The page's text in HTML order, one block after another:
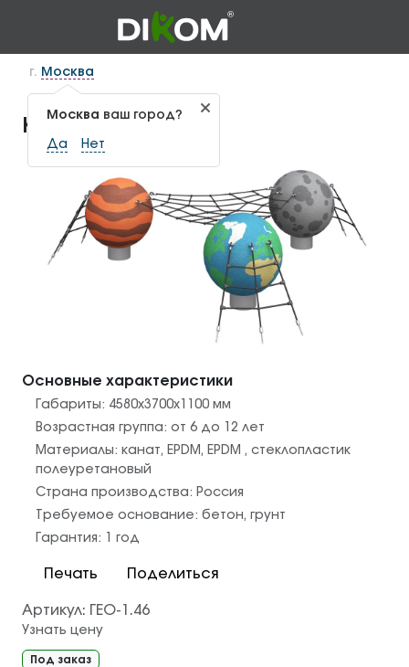
г. Москва
Москва ваш город?
Да Нет
Космос ГЕО-1.46
Основные характеристики
Габариты: 4580х3700х1100 мм
Возрастная группа: от 6 до 12 лет
Материалы: канат, EPDM, EPDM , стеклопластик
полеуретановый
Страна производства: Россия
Требуемое основание: бетон, грунт
Гарантия:
1 год
Печать Поделиться
Артикул: ГЕО-1.46
Узнать цену
Под заказ